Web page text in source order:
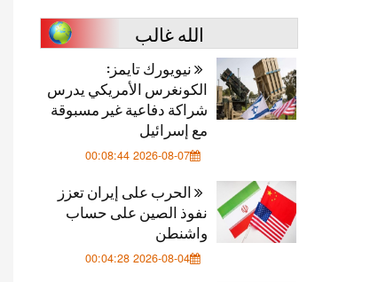
الله غالب
نيويورك تايمز:
الكونغرس الأمريكي يدرس
شراكة دفاعية غير مسبوقة
مع إسرائيل
2026-08-07 00:08:44
الحرب على إيران تعزز
نفوذ الصين على حساب
واشنطن
2026-08-04 00:04:28